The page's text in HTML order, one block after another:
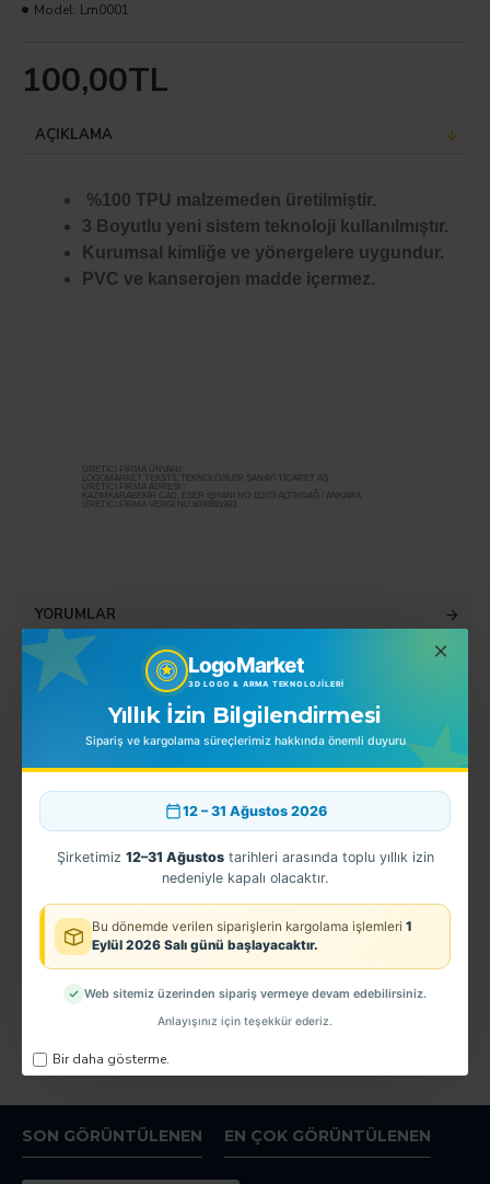
LogoMarket
3D LOGO & ARMA TEKNOLOJILERI
Yıllık İzin Bilgilendirmesi
Sipariş ve kargolama süreçlerimiz hakkında önemli duyuru
12 – 31 Ağustos 2026
Şirketimiz 12–31 Ağustostarihleri arasında toplu yıllık izin
nedeniyle kapalı olacaktır.
Bu dönemde verilen siparişlerin kargolama işlemleri 1
Eylül 2026 Salı günü başlayacaktır.
Web sitemiz üzerinden sipariş vermeye devam edebilirsiniz.
Anlayışınız için teşekkür ederiz.
Bir daha gösterme.
100,00TL
Model: Lm0001
AÇIKLAMA
%100 TPU malzemeden üretilmiştir.
3 Boyutlu yeni sistem teknoloji kullanılmıştır.
Kurumsal kimliğe ve yönergelere uygundur.
PVC ve kanserojen madde içermez.
ÜRETİCİ FİRMA ÜNVANI:
LOGOMARKET TEKSTİL TEKNOLOJİLER SANAYİ TİCARET AŞ
ÜRETİCİ FİRMA ADRESİ :
KAZIMKARABEKİR CAD. ESER İŞHANI NO 112/73 ALTINDAĞ / ANKARA
ÜRETİCİ FİRMA VERGİ NU:6090881983
YORUMLAR
BENZER ÜRÜNLER EN ÇOK SATINLANLAR
EGM - 3D Polis Apoleti (2.Sınıf Emniyet Müdürü) TPU ARMALI
SON GÖRÜNTÜLENEN EN ÇOK GÖRÜNTÜLENEN